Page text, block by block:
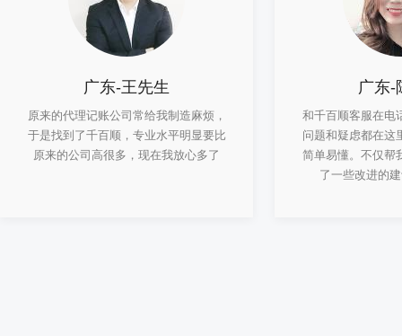
广东-王先生
原来的代理记账公司常给我制造麻烦，
于是找到了千百顺，专业水平明显要比
原来的公司高很多，现在我放心多了
广东-
和千百顺客服在电
问题和疑虑都在这
简单易懂。不仅帮
了一些改进的